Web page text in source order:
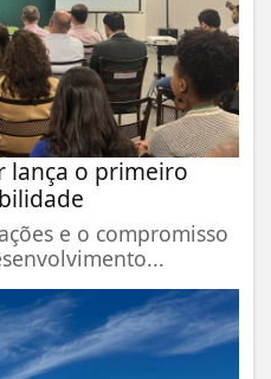
lança o primeiro
e o compromisso